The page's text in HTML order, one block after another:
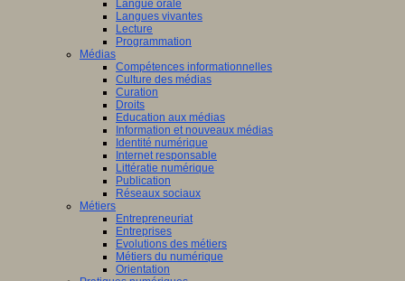
Langue orale
Langues vivantes
Lecture
Programmation
Médias
Compétences informationnelles
Culture des médias
Curation
Droits
Education aux médias
Information et nouveaux médias
Identité numérique
Internet responsable
Littératie numérique
Publication
Réseaux sociaux
Métiers
Entrepreneuriat
Entreprises
Evolutions des métiers
Métiers du numérique
Orientation